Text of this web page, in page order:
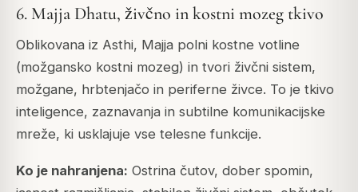
6. Majja Dhatu, živčno in kostni mozeg tkivo
Oblikovana iz Asthi, Majja polni kostne votline
(možgansko kostni mozeg) in tvori živčni sistem,
možgane, hrbtenjačo in periferne živce. To je tkivo
inteligence, zaznavanja in subtilne komunikacijske
mreže, ki usklajuje vse telesne funkcije.
Ko je nahranjena: Ostrina čutov, dober spomin,